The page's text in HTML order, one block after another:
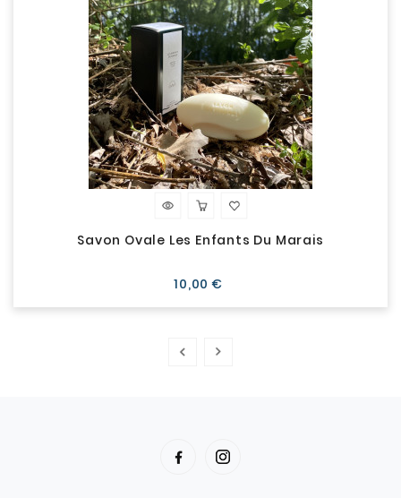
Savon Ovale Les Enfants Du Marais
10,00 €